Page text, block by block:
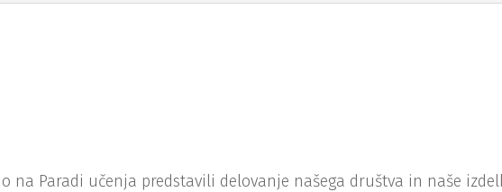
Paradi učenja predstavili delovanje našega društva in naše